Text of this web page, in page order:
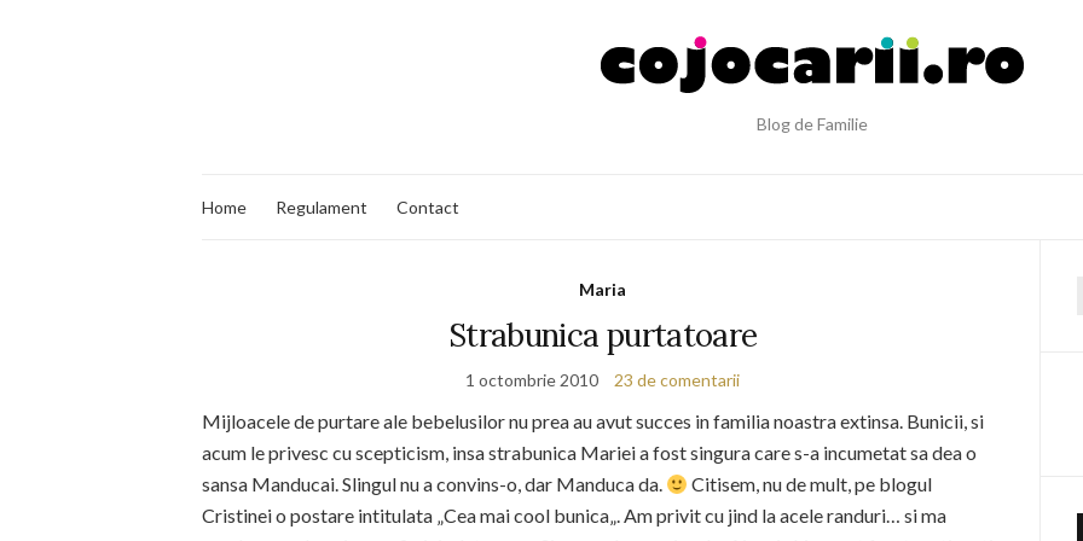
Blog de Familie
Home Regulament Contact
Maria
Strabunica purtatoare
1 octombrie 2010 23 de comentarii
Mijloacele de purtare ale bebelusilor nu prea au avut succes in familia noastra extinsa. Bunicii, si
acum le privesc cu scepticism, insa strabunica Mariei a fost singura care s-a incumetat sa dea o
sansa Manducai. Slingul nu a convins-o, dar Manduca da.
Citisem, nu de mult, pe blogul
Cristinei o postare intitulata „Cea mai cool bunica„. Am privit cu jind la acele randuri… si ma